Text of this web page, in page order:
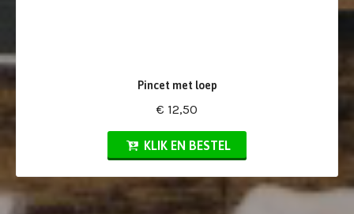
Pincet met loep
€ 12,50
KLIK EN BESTEL